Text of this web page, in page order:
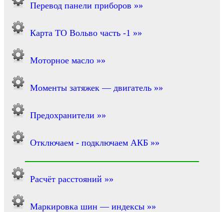
Перевод панели приборов »»
Карта ТО Вольво часть -1 »»
Моторное масло »»
Моменты затяжек — двигатель »»
Предохранители »»
Отключаем - подключаем АКБ »»
Расчёт расстояний »»
Маркировка шин — индексы »»